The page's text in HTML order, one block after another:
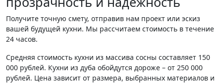
Получите точную смету, отправив нам проект или эскиз
вашей будущей кухни. Мы рассчитаем стоимость в течение
24 часов.
Средняя стоимость кухни из массива сосны составляет 150
000 рублей. Кухни из дуба обойдутся дороже – от 250 000
рублей. Цена зависит от размера, выбранных материалов и